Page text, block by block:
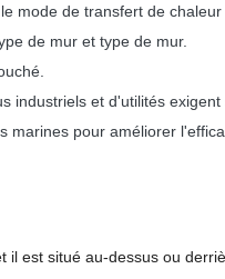
mode de transfert de chaleur
de mur et type de mur.
et d'utilités
pour améliorer
est situé au-dessus ou